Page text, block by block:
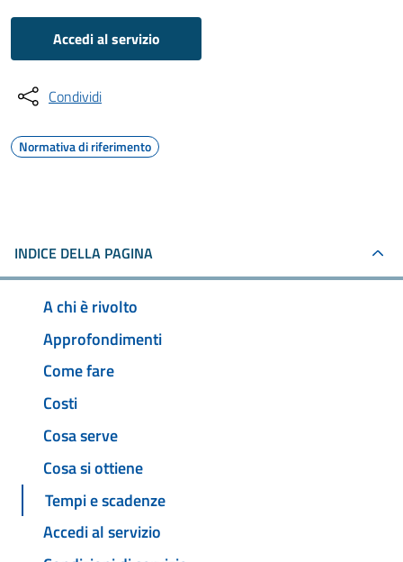
Accedi al servizio
Condividi
Normativa di riferimento
INDICE DELLA PAGINA
A chi è rivolto
Approfondimenti
Come fare
Costi
Cosa serve
Cosa si ottiene
Tempi e scadenze
Accedi al servizio